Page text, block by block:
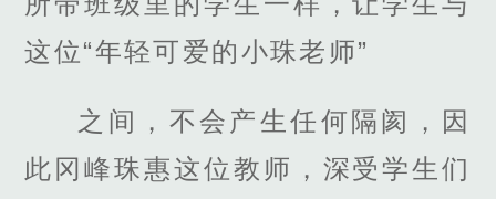
这位“年轻可爱的小珠老师”
之间，不会产生任何隔阂，因
此冈峰珠惠这位教师，深受学生们